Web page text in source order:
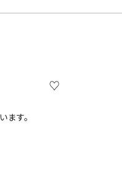
す。